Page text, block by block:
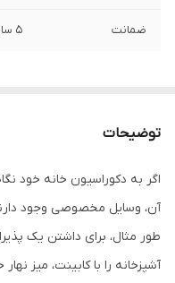
ضمانت 5 سال
توضیحات
اگر به دکوراسیون خانه خود
آن، وسایل مخصوصی وجود
طور مثال، برای داشتن یک
آشپزخانه را با کابینت، میز